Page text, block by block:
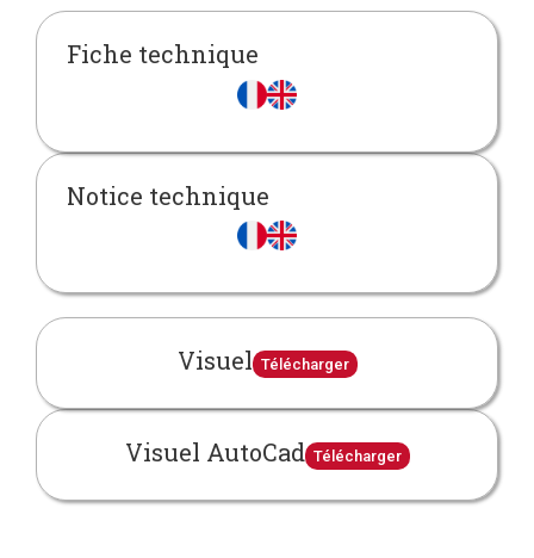
Fiche technique
Notice technique
Visuel Télécharger
Visuel AutoCad Télécharger